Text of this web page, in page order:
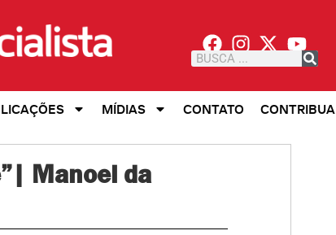
MÍDIAS CONTATO CONTRIBUA
Manoel da